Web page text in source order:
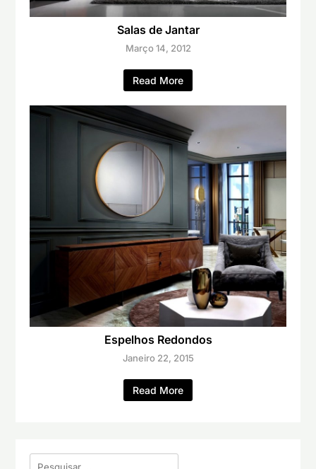
Salas de Jantar
Março 14, 2012
Read More
Espelhos Redondos
Janeiro 22, 2015
Read More
Pesquisar